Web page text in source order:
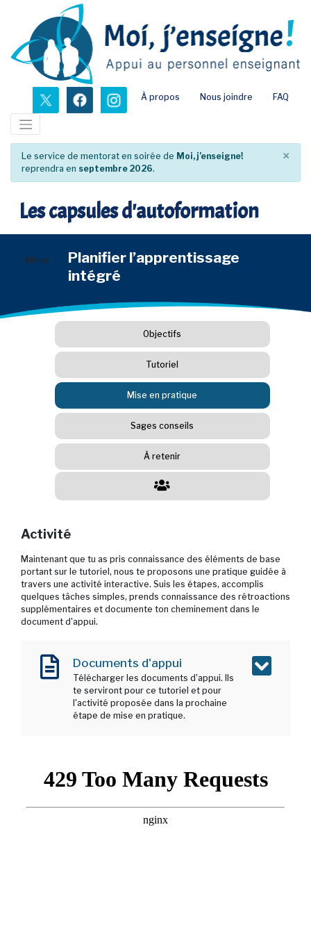
contenu
principal
nouvel ongletnouvel ongletnouvel onglet
À propos Nous joindre FAQ
Le service de mentorat en soirée de Moi, j’enseigne!
reprendra en septembre 2026.
×
Les capsules d'autoformation
Menu
Planifier l’apprentissage
intégré
Objectifs
Tutoriel
Mise en pratique
Sages conseils
À retenir
Activité
Maintenant que tu as pris connaissance des éléments de base
portant sur le tutoriel, nous te proposons une pratique guidée à
travers une activité interactive. Suis les étapes, accomplis
quelques tâches simples, prends connaissance des rétroactions
supplémentaires et documente ton cheminement dans le
document d'appui.
Documents d'appui
Télécharger les documents d'appui. Ils
te serviront pour ce tutoriel et pour
l'activité proposée dans la prochaine
étape de mise en pratique.